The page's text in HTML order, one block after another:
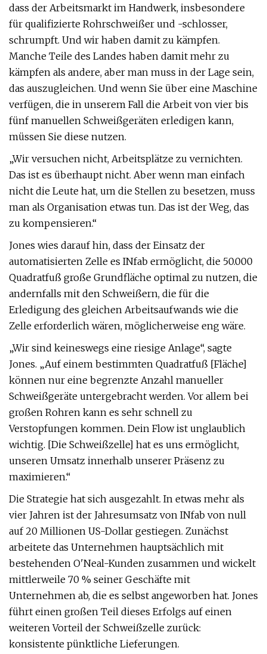
dass der Arbeitsmarkt im Handwerk, insbesondere
für qualifizierte Rohrschweißer und -schlosser,
schrumpft. Und wir haben damit zu kämpfen.
Manche Teile des Landes haben damit mehr zu
kämpfen als andere, aber man muss in der Lage sein,
das auszugleichen. Und wenn Sie über eine Maschine
verfügen, die in unserem Fall die Arbeit von vier bis
fünf manuellen Schweißgeräten erledigen kann,
müssen Sie diese nutzen.
„Wir versuchen nicht, Arbeitsplätze zu vernichten.
Das ist es überhaupt nicht. Aber wenn man einfach
nicht die Leute hat, um die Stellen zu besetzen, muss
man als Organisation etwas tun. Das ist der Weg, das
zu kompensieren.“
Jones wies darauf hin, dass der Einsatz der
automatisierten Zelle es INfab ermöglicht, die 50.000
Quadratfuß große Grundfläche optimal zu nutzen, die
andernfalls mit den Schweißern, die für die
Erledigung des gleichen Arbeitsaufwands wie die
Zelle erforderlich wären, möglicherweise eng wäre.
„Wir sind keineswegs eine riesige Anlage“, sagte
Jones. „Auf einem bestimmten Quadratfuß [Fläche]
können nur eine begrenzte Anzahl manueller
Schweißgeräte untergebracht werden. Vor allem bei
großen Rohren kann es sehr schnell zu
Verstopfungen kommen. Dein Flow ist unglaublich
wichtig. [Die Schweißzelle] hat es uns ermöglicht,
unseren Umsatz innerhalb unserer Präsenz zu
maximieren.“
Die Strategie hat sich ausgezahlt. In etwas mehr als
vier Jahren ist der Jahresumsatz von INfab von null
auf 20 Millionen US-Dollar gestiegen. Zunächst
arbeitete das Unternehmen hauptsächlich mit
bestehenden O'Neal-Kunden zusammen und wickelt
mittlerweile 70 % seiner Geschäfte mit
Unternehmen ab, die es selbst angeworben hat. Jones
führt einen großen Teil dieses Erfolgs auf einen
weiteren Vorteil der Schweißzelle zurück:
konsistente pünktliche Lieferungen.